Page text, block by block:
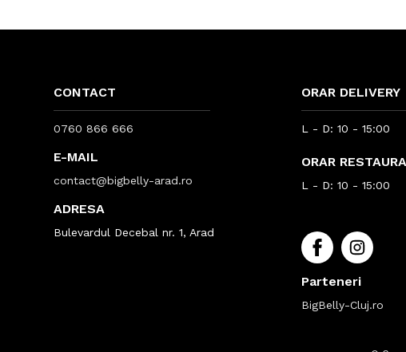
CONTACT
0760 866 666
E-MAIL
contact@bigbelly-arad.ro
ADRESA
Bulevardul Decebal nr. 1, Arad
ORAR DELIVERY
L - D: 10 - 15:00
ORAR
L - D: 10 - 15:00
Parteneri
BigBelly-Cluj.ro